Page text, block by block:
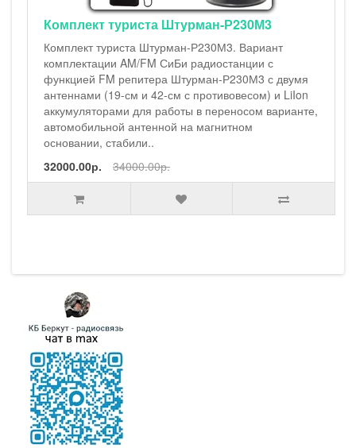
25000.00р. 27000.00р.